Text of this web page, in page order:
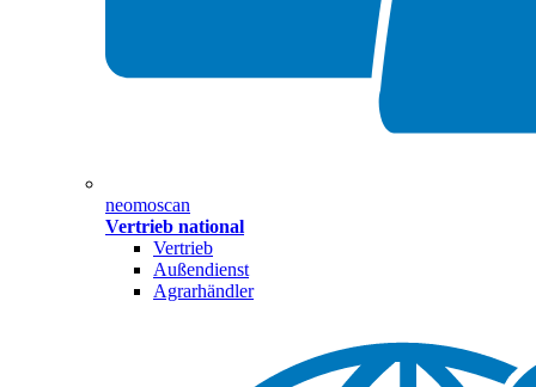
neomoscan
Vertrieb national
Vertrieb
Außendienst
Agrarhändler